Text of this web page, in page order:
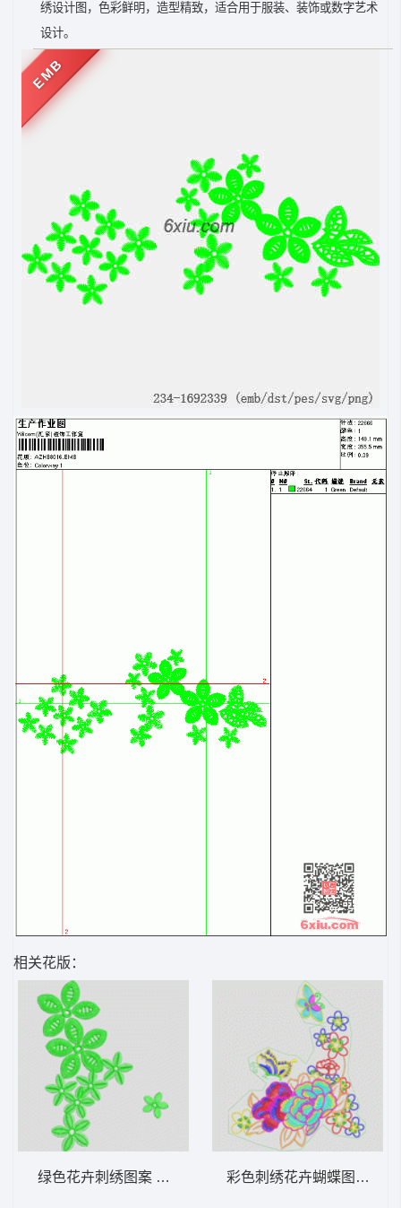
绣设计图，色彩鲜明，造型精致，适合用于服装、装饰或数字艺术
设计。
EMB
相关花版：
绿色花卉刺绣图案 简单花 彩色刺绣花卉蝴蝶图案 花